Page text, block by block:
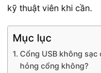
kỹ thuật viên khi cần.
Mục lục
Cổng USB không
hỏng cổng không?